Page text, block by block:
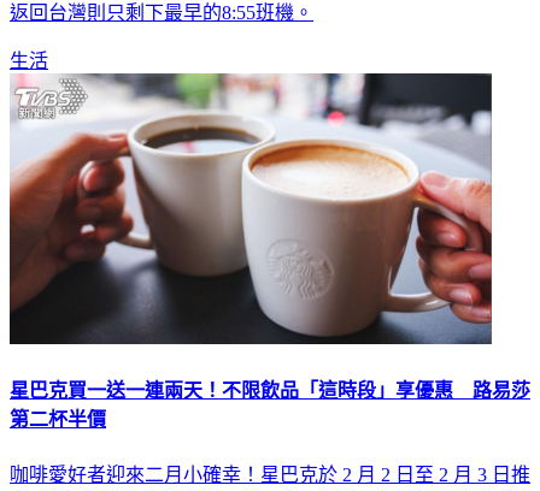
返回台灣則只剩下最早的8:55班機。
生活
星巴克買一送一連兩天！不限飲品「這時段」享優惠 路易莎
第二杯半價
咖啡愛好者迎來二月小確幸！星巴克於 2 月 2 日至 2 月 3 日推